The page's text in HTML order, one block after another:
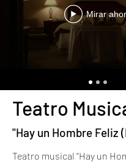
Mirar
Teatro
"Hay un Hombre Feliz
Teatro musical “Hay un